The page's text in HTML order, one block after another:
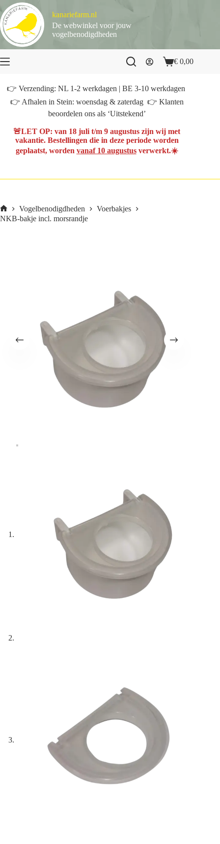
naar
de
inhoud
kanariefarm.nl
De webwinkel voor jouw
vogelbenodigdheden
Winkelwagen
€ 0,00
👉 Verzending: NL 1-2 werkdagen | BE 3-10 werkdagen
👉 Afhalen in Stein: woensdag & zaterdag 👉 Klanten
beoordelen ons als ‘Uitstekend’
🚨LET OP: van 18 juli t/m 9 augustus zijn wij met
vakantie. Bestellingen die in deze periode worden
geplaatst, worden vanaf 10 augustusverwerkt.☀️
Home
Vogelbenodigdheden
Voerbakjes
NKB-bakje incl. morsrandje